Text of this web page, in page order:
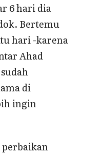
6 hari dia
Bertemu
hari -karena
Ahad
di
ingin